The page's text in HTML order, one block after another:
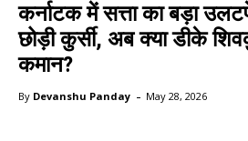
कर्नाटक में सत्ता का बड़ा
छोड़ी कुर्सी, अब क्या डीके
कमान?
By Devanshu Panday - May 28, 2026